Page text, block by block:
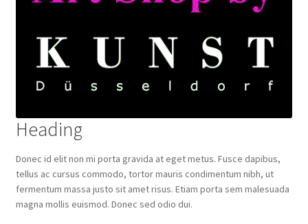
Heading
Donec id elit non mi porta gravida at eget metus. Fusce dapibus,
tellus ac cursus commodo, tortor mauris condimentum nibh, ut
fermentum massa justo sit amet risus. Etiam porta sem malesuada
magna mollis euismod. Donec sed odio dui.